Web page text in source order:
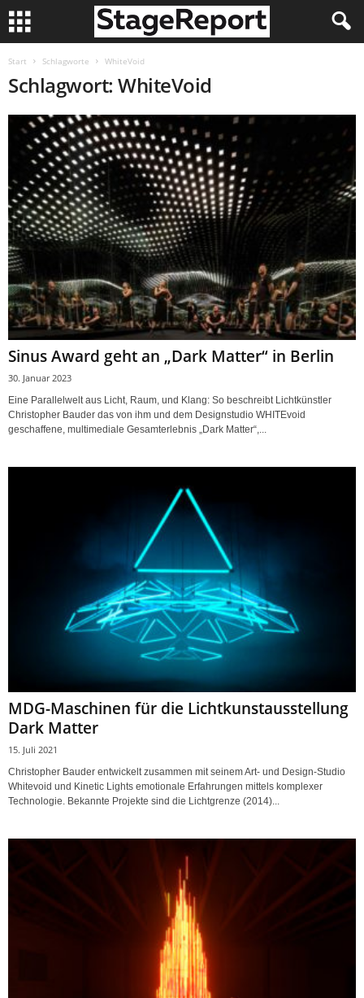
Start Schlagworte WhiteVoid
Schlagwort: WhiteVoid
Sinus Award geht an „Dark Matter“ in Berlin
30. Januar 2023
Eine Parallelwelt aus Licht, Raum, und Klang: So beschreibt Lichtkünstler
Christopher Bauder das von ihm und dem Designstudio WHITEvoid
geschaffene, multimediale Gesamterlebnis „Dark Matter“,...
MDG-Maschinen für die Lichtkunstausstellung
Dark Matter
15. Juli 2021
Christopher Bauder entwickelt zusammen mit seinem Art- und Design-Studio
Whitevoid und Kinetic Lights emotionale Erfahrungen mittels komplexer
Technologie. Bekannte Projekte sind die Lichtgrenze (2014)...